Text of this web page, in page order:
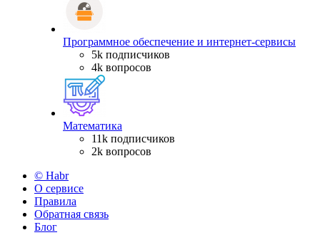
Программное обеспечение и интернет-сервисы
5k подписчиков
4k вопросов
Математика
11k подписчиков
2k вопросов
© Habr
О сервисе
Правила
Обратная связь
Блог